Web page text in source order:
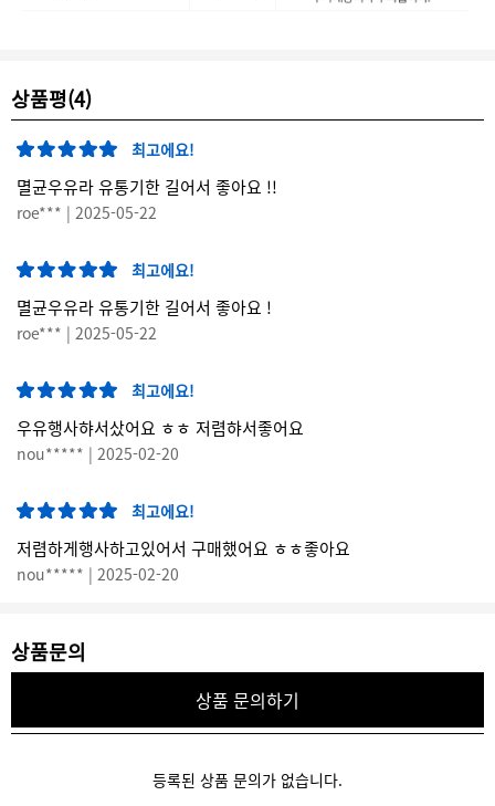
상품평(4)
최고에요!
멸균우유라 유통기한 길어서 좋아요 !!
roe*** | 2025-05-22
최고에요!
멸균우유라 유통기한 길어서 좋아요 !
roe*** | 2025-05-22
최고에요!
우유행사햐서샀어요 ㅎㅎ 저렴햐서좋어요
nou***** | 2025-02-20
최고에요!
저렴하게행사하고있어서 구매했어요 ㅎㅎ좋아요
nou***** | 2025-02-20
상품문의
상품 문의하기
등록된 상품 문의가 없습니다.